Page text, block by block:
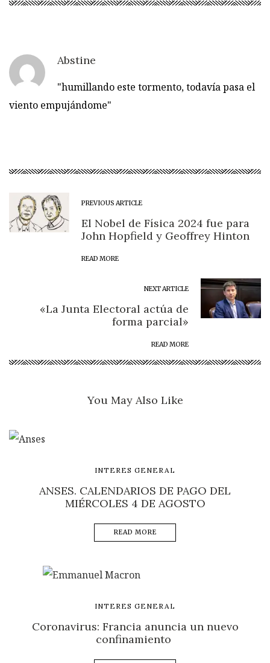
Abstine
"humillando este tormento, todavía pasa el
viento empujándome"
PREVIOUS ARTICLE
El Nobel de Física 2024 fue para
John Hopfield y Geoffrey Hinton
READ MORE
NEXT ARTICLE
«La Junta Electoral actúa de
forma parcial»
READ MORE
You May Also Like
INTERES GENERAL
ANSES. CALENDARIOS DE PAGO DEL
MIÉRCOLES 4 DE AGOSTO
READ MORE
INTERES GENERAL
Coronavirus: Francia anuncia un nuevo
confinamiento